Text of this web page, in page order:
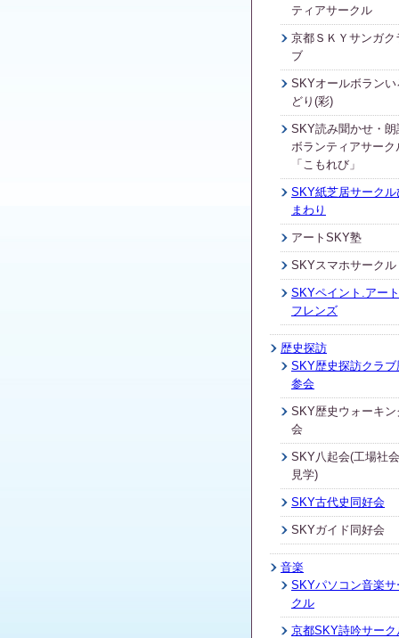
ティアサークル
京都ＳＫＹサンガク
ブ
SKYオールボランい
どり(彩)
SKY読み聞かせ・朗
ボランティアサーク
「こもれび」
SKY紙芝居サークル
まわり
アートSKY塾
SKYスマホサークル
SKYペイント.アート.
フレンズ
歴史探訪
SKY歴史探訪クラブ
参会
SKY歴史ウォーキン
会
SKY八起会(工場社会
見学)
SKY古代史同好会
SKYガイド同好会
音楽
SKYパソコン音楽サ
クル
京都SKY詩吟サーク